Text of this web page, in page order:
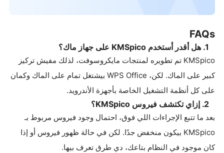
FAQs
KMSpico تم تطويره لمنتجات مايكروسوفت، لذلك مفيش تركيز
كبير على الماك. لكن، WPS Office بيشتغل تمام على الماك وكمان
على كل أنظمة التشغيل الخاصة بأجهزة الأندرويد.
بعد ما تتبع الإجراءات اللي فوق، احتمال وجود فيروس مربوط بـ
KMSpico بيكون منخفض جدًا. لكن في حالة ظهور فيروس أو إذا
كان موجود في النظام بتاعك، دي طرق تعرف بيها.